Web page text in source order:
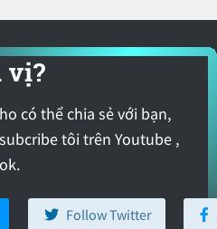
vị?
có thể chia sẻ với bạn,
tôi trên Youtube ,
Follow Twitter